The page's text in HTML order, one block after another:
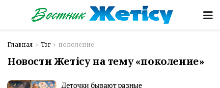
Главная Тэг поколение
Новости Жетісу на тему «поколение»
Деточки бывают разные